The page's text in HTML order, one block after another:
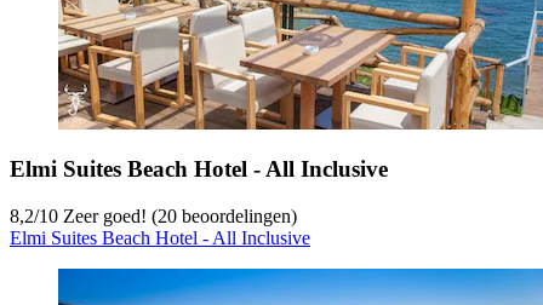
Elmi Suites Beach Hotel - All Inclusive
8,2/10 Zeer goed! (20 beoordelingen)
Elmi Suites Beach Hotel - All Inclusive